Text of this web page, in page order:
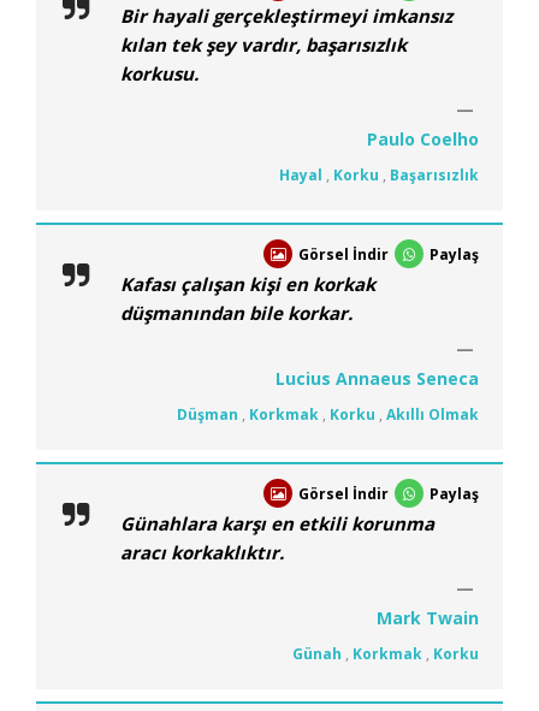
Bir hayali gerçekleştirmeyi imkansız
kılan tek şey vardır, başarısızlık
korkusu.
Paulo Coelho
Hayal , Korku , Başarısızlık
Görsel İndir Paylaş
Kafası çalışan kişi en korkak
düşmanından bile korkar.
Lucius Annaeus Seneca
Düşman , Korkmak , Korku , Akıllı Olmak
Görsel İndir Paylaş
Günahlara karşı en etkili korunma
aracı korkaklıktır.
Mark Twain
Günah , Korkmak , Korku